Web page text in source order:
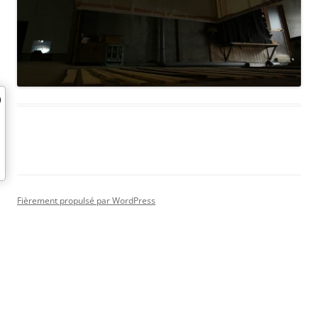
Fièrement propulsé par WordPress